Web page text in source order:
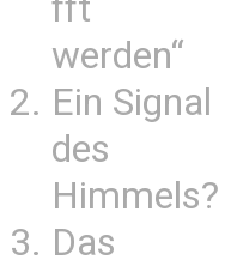
fft
werden“
Ein Signal
des
Himmels?
Das